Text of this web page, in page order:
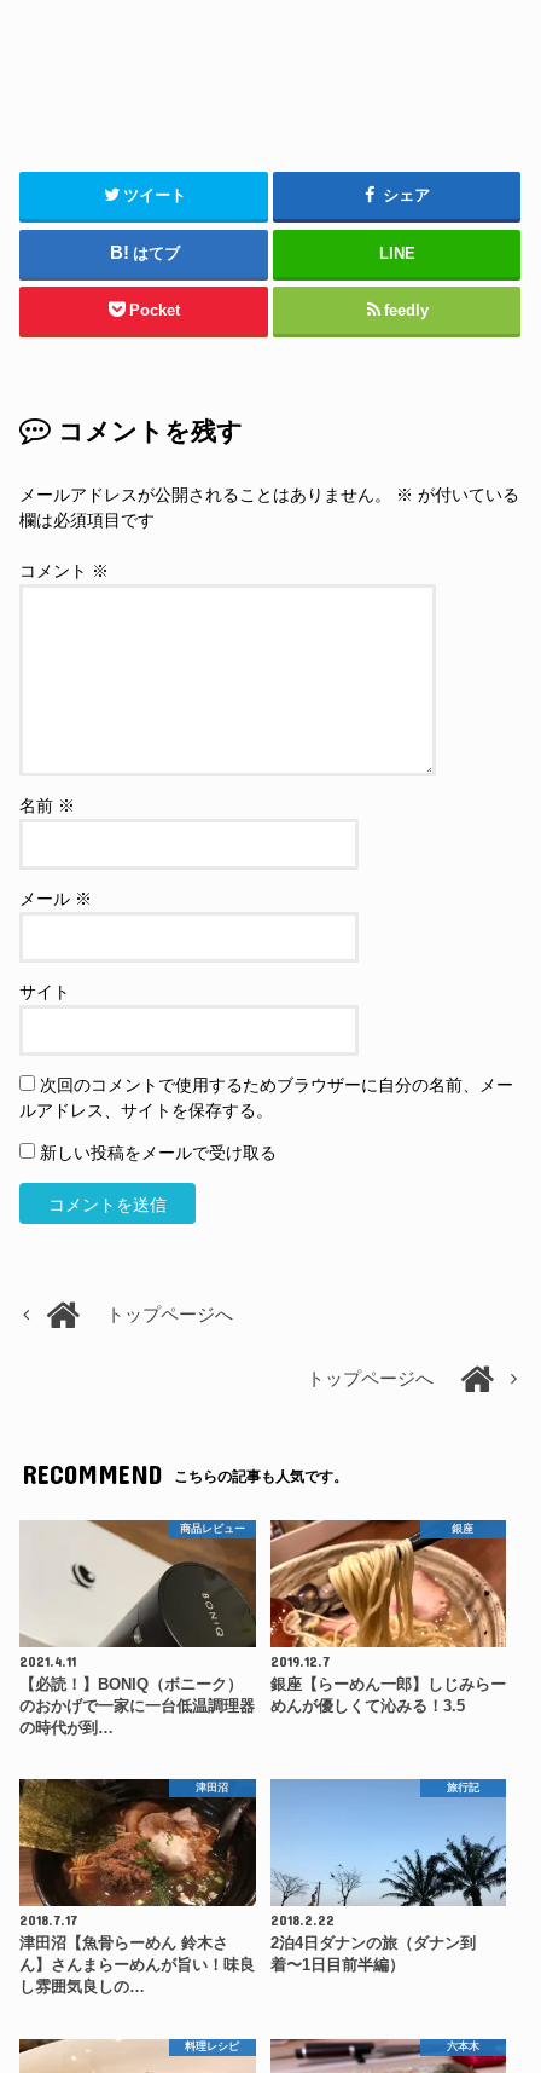
ツイート シェア
はてブ LINE
Pocket feedly
コメントを残す
メールアドレスが公開されることはありません。 ※ が付いている
欄は必須項目です
コメント ※
名前 ※
メール ※
サイト
次回のコメントで使用するためブラウザーに自分の名前、メー
ルアドレス、サイトを保存する。
新しい投稿をメールで受け取る
トップページへ
トップページへ
RECOMMEND こちらの記事も人気です。
商品レビュー
2021.4.11
【必読！】BONIQ（ボニーク）
のおかげで一家に一台低温調理器
の時代が到…
銀座
2019.12.7
銀座【らーめん一郎】しじみらー
めんが優しくて沁みる！3.5
津田沼
2018.7.17
津田沼【魚骨らーめん 鈴木さ
ん】さんまらーめんが旨い！味良
し雰囲気良しの…
旅行記
2018.2.22
2泊4日ダナンの旅（ダナン到
着〜1日目前半編）
料理レシピ 六本木